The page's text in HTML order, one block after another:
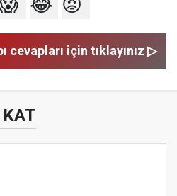
cevapları için tıklayınız ▷